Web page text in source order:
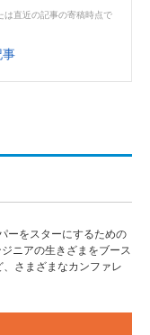
は直近の記事の寄稿時点で
ーをスターにするための
ニアの生きざまをブース
さまざまなカンファレ